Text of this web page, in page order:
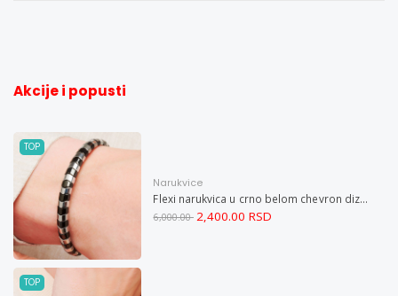
Akcije i popusti
TOP
Narukvice
Flexi narukvica u crno belom chevron dizajnu M
6,000.00 2,400.00 RSD
TOP